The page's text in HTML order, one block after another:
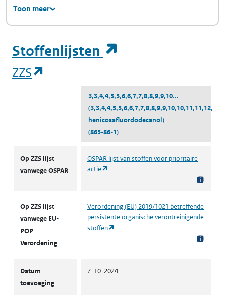
Toon meer
Stoffenlijsten
ZZS
3,3,4,4,5,5,6,6,7,7,8,8,9,9,10...
henicosafluordodecanol)
(865-86-1)
Op ZZS lijst
vanwege OSPAR
OSPAR lijst van stoffen voor prioritaire
actie
Op ZZS lijst
vanwege EU-
POP
Verordening
Verordening (EU) 2019/1021 betreffende
persistente organische verontreinigende
stoffen
Datum
toevoeging
7-10-2024